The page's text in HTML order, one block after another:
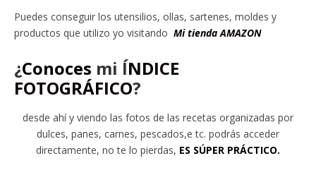
Puedes conseguir los utensilios, ollas, sartenes, moldes y
productos que utilizo yo visitando Mi tienda AMAZON
¿Conoces mi ÍNDICE
FOTOGRÁFICO?
desde ahí y viendo las fotos de las recetas organizadas por
dulces, panes, carnes, pescados,e tc. podrás acceder
directamente, no te lo pierdas, ES SÚPER PRÁCTICO.